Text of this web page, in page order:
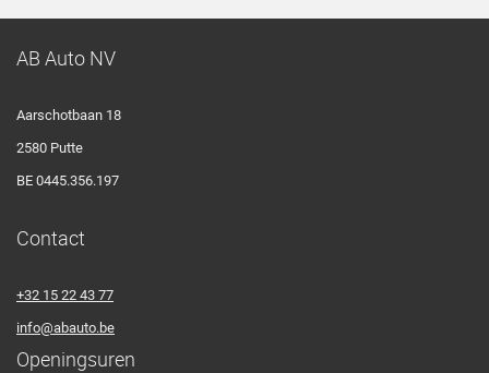
AB Auto NV
Aarschotbaan 18
2580 Putte
BE 0445.356.197
Contact
+32 15 22 43 77
info@abauto.be
Openingsuren